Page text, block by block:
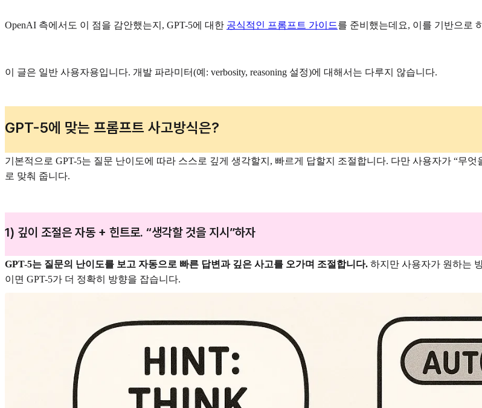
OpenAI 측에서도 이 점을 감안했는지, GPT-5에 대한 공식적인 프롬프트 가이드를 준비했는데요, 이를 기반으로
이 글은 일반 사용자용입니다. 개발 파라미터(예: verbosity, reasoning 설정)에 대해서는 다루지 않습니다.
GPT-5에 맞는 프롬프트 사고방식은?
기본적으로 GPT-5는 질문 난이도에 따라 스스로 깊게 생각할지, 빠르게 답할지 조절합니다. 다만 사용자가 “무
로 맞춰 줍니다.
1) 깊이 조절은 자동 + 힌트로. “생각할 것을 지시”하자
GPT-5는 질문의 난이도를 보고 자동으로 빠른 답변과 깊은 사고를 오가며 조절합니다. 하지만 사용자가 원하는
이면 GPT-5가 더 정확히 방향을 잡습니다.